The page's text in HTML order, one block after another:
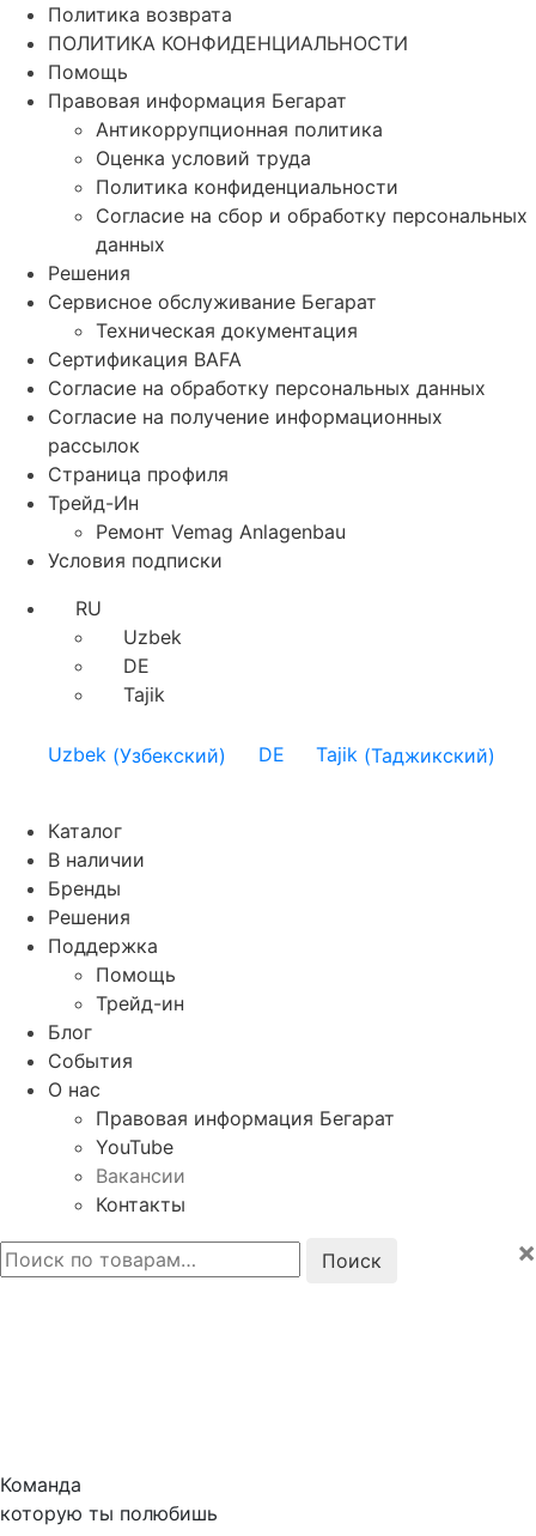
Политика возврата
ПОЛИТИКА КОНФИДЕНЦИАЛЬНОСТИ
Помощь
Правовая информация Бегарат
Антикоррупционная политика
Оценка условий труда
Политика конфиденциальности
Согласие на сбор и обработку персональных
данных
Решения
Сервисное обслуживание Бегарат
Техническая документация
Сертификация BAFA
Согласие на обработку персональных данных
Согласие на получение информационных
рассылок
Страница профиля
Трейд-Ин
Ремонт Vemag Anlagenbau
Условия подписки
RU
Uzbek
DE
Tajik
Uzbek (Узбекский) DE Tajik (Таджикский)
Каталог
В наличии
Бренды
Решения
Поддержка
Помощь
Трейд-ин
Блог
События
О нас
Правовая информация Бегарат
YouTube
Вакансии
Контакты
Искать:
×
Команда
которую ты полюбишь